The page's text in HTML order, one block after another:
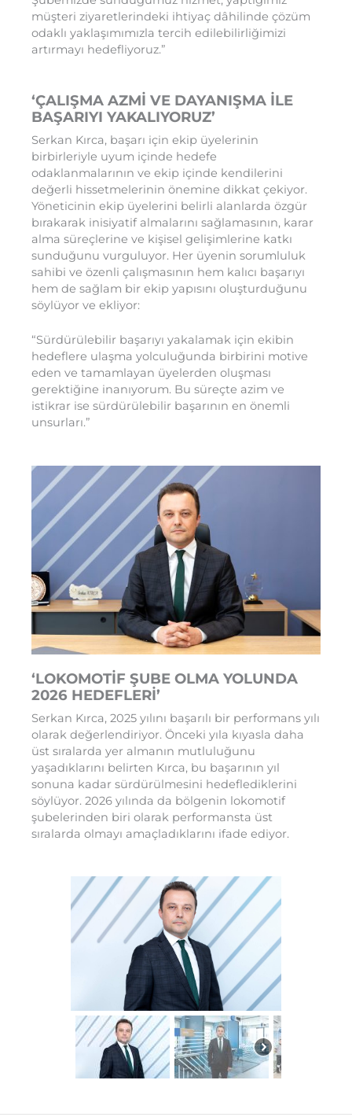
müşteri ziyaretlerindeki ihtiyaç dâhilinde çözüm
odaklı yaklaşımımızla tercih edilebilirliğimizi
artırmayı hedefliyoruz.”
‘ÇALIŞMA AZMİ VE DAYANIŞMA İLE
BAŞARIYI YAKALIYORUZ’
Serkan Kırca, başarı için ekip üyelerinin
birbirleriyle uyum içinde hedefe
odaklanmalarının ve ekip içinde kendilerini
değerli hissetmelerinin önemine dikkat çekiyor.
Yöneticinin ekip üyelerini belirli alanlarda özgür
bırakarak inisiyatif almalarını sağlamasının, karar
alma süreçlerine ve kişisel gelişimlerine katkı
sunduğunu vurguluyor. Her üyenin sorumluluk
sahibi ve özenli çalışmasının hem kalıcı başarıyı
hem de sağlam bir ekip yapısını oluşturduğunu
söylüyor ve ekliyor:
“Sürdürülebilir başarıyı yakalamak için ekibin
hedeflere ulaşma yolculuğunda birbirini motive
eden ve tamamlayan üyelerden oluşması
gerektiğine inanıyorum. Bu süreçte azim ve
istikrar ise sürdürülebilir başarının en önemli
unsurları.”
‘LOKOMOTİF ŞUBE OLMA YOLUNDA
2026 HEDEFLERİ’
Serkan Kırca, 2025 yılını başarılı bir performans yılı
olarak değerlendiriyor. Önceki yıla kıyasla daha
üst sıralarda yer almanın mutluluğunu
yaşadıklarını belirten Kırca, bu başarının yıl
sonuna kadar sürdürülmesini hedeflediklerini
söylüyor. 2026 yılında da bölgenin lokomotif
şubelerinden biri olarak performansta üst
sıralarda olmayı amaçladıklarını ifade ediyor.